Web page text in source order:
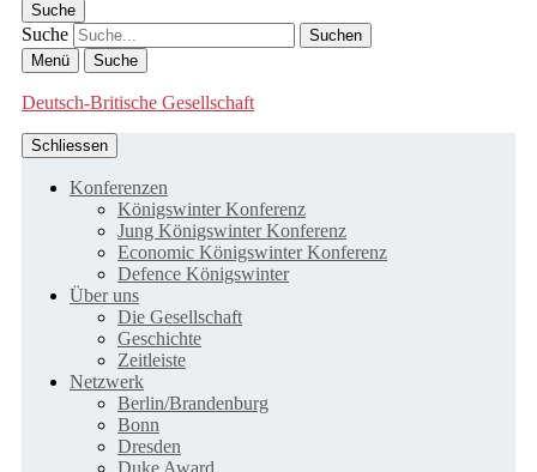
Suche
Suche
Menü Suche
Deutsch-Britische Gesellschaft
Schliessen
Konferenzen
Königswinter Konferenz
Jung Königswinter Konferenz
Economic Königswinter Konferenz
Defence Königswinter
Über uns
Die Gesellschaft
Geschichte
Zeitleiste
Netzwerk
Berlin/Brandenburg
Bonn
Dresden
Duke Award